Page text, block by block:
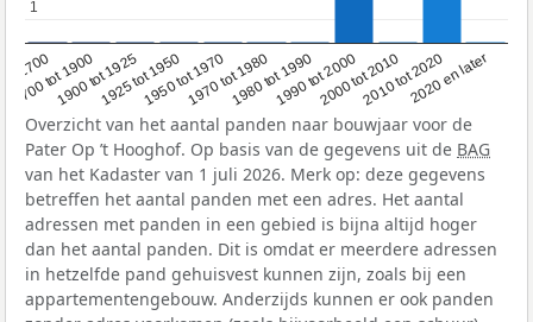
1700
1700 tot 1900
1900 tot 19251925 tot 19501950 tot 19701970 tot 19801980 tot 19901990 tot 20002000 tot 20102010 tot 20202020 en later
1
1
Overzicht van het aantal panden naar bouwjaar voor de
Pater Op ’t Hooghof. Op basis van de gegevens uit de BAG
van het Kadaster van 1 juli 2026. Merk op: deze gegevens
betreffen het aantal panden met een adres. Het aantal
adressen met panden in een gebied is bijna altijd hoger
dan het aantal panden. Dit is omdat er meerdere adressen
in hetzelfde pand gehuisvest kunnen zijn, zoals bij een
appartementengebouw. Anderzijds kunnen er ook panden